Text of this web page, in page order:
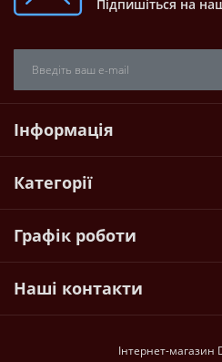
Підпишіться на
Інформація
Категорії
Графік роботи
Наші контакти
Інтернет-магазин